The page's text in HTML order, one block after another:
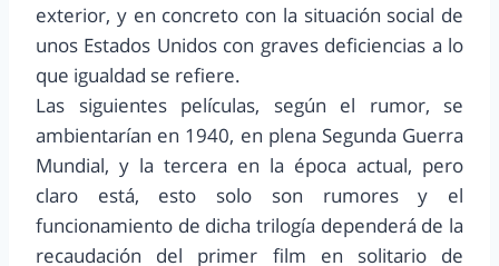
exterior, y en concreto con la situación social de
unos Estados Unidos con graves deficiencias a lo
que igualdad se refiere.
Las siguientes películas, según el rumor, se
ambientarían en 1940, en plena Segunda Guerra
Mundial, y la tercera en la época actual, pero
claro está, esto solo son rumores y el
funcionamiento de dicha trilogía dependerá de la
recaudación del primer film en solitario de